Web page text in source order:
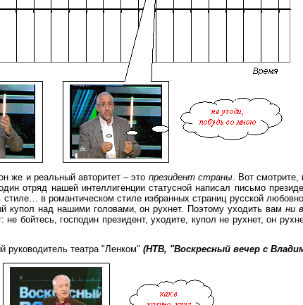
же и реальный авторитет – это президент страны. Вот смотрите,
отряд нашей интеллигенции статусной написал письмо
в романтическом стиле избранных страниц русской
купол над нашими головами, он рухнет. Поэтому уходить вамни
бойтесь, господин президент, уходите, купол не рухнет, он
театра "Ленком" (НТВ, "Воскресный вечер с